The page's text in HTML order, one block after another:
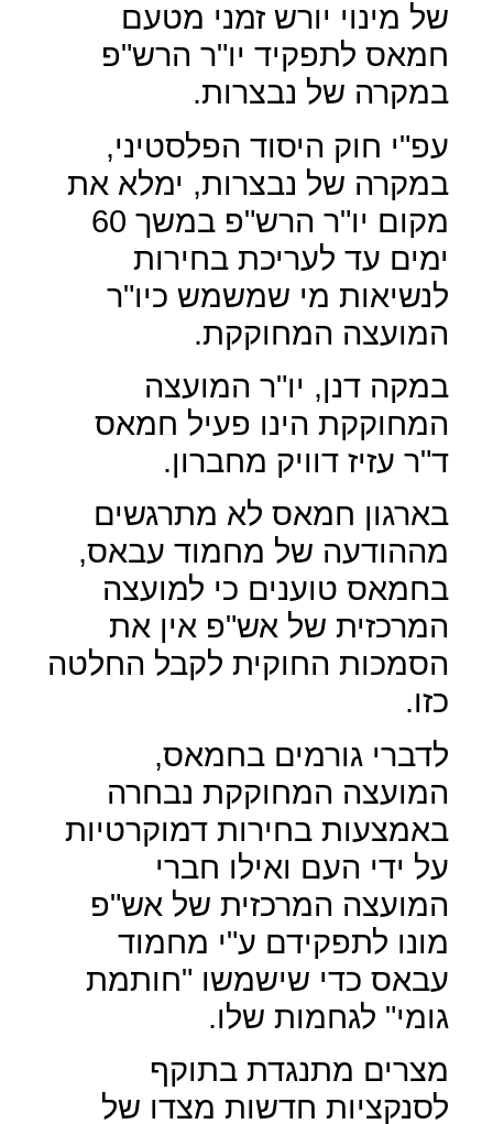
של מינוי יורש זמני מטעם
חמאס לתפקיד יו"ר הרש"פ
במקרה של נבצרות.
עפ"י חוק היסוד הפלסטיני,
במקרה של נבצרות, ימלא את
מקום יו"ר הרש"פ במשך 60
ימים עד לעריכת בחירות
לנשיאות מי שמשמש כיו"ר
המועצה המחוקקת.
במקה דנן, יו"ר המועצה
המחוקקת הינו פעיל חמאס
ד"ר עזיז דוויק מחברון.
בארגון חמאס לא מתרגשים
מההודעה של מחמוד עבאס,
בחמאס טוענים כי למועצה
המרכזית של אש"פ אין את
הסמכות החוקית לקבל החלטה
כזו.
לדברי גורמים בחמאס,
המועצה המחוקקת נבחרה
באמצעות בחירות דמוקרטיות
על ידי העם ואילו חברי
המועצה המרכזית של אש"פ
מונו לתפקידם ע"י מחמוד
עבאס כדי שישמשו "חותמת
גומי" לגחמות שלו.
מצרים מתנגדת בתוקף
לסנקציות חדשות מצדו של